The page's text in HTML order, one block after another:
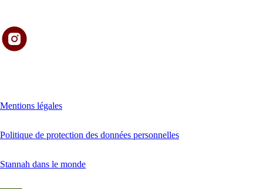
Mentions légales
Politique de protection des données personnelles
Stannah dans le monde